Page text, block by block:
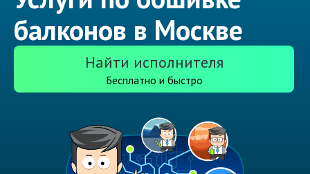
балконов в Москве
Найти исполнителя
Бесплатно и быстро